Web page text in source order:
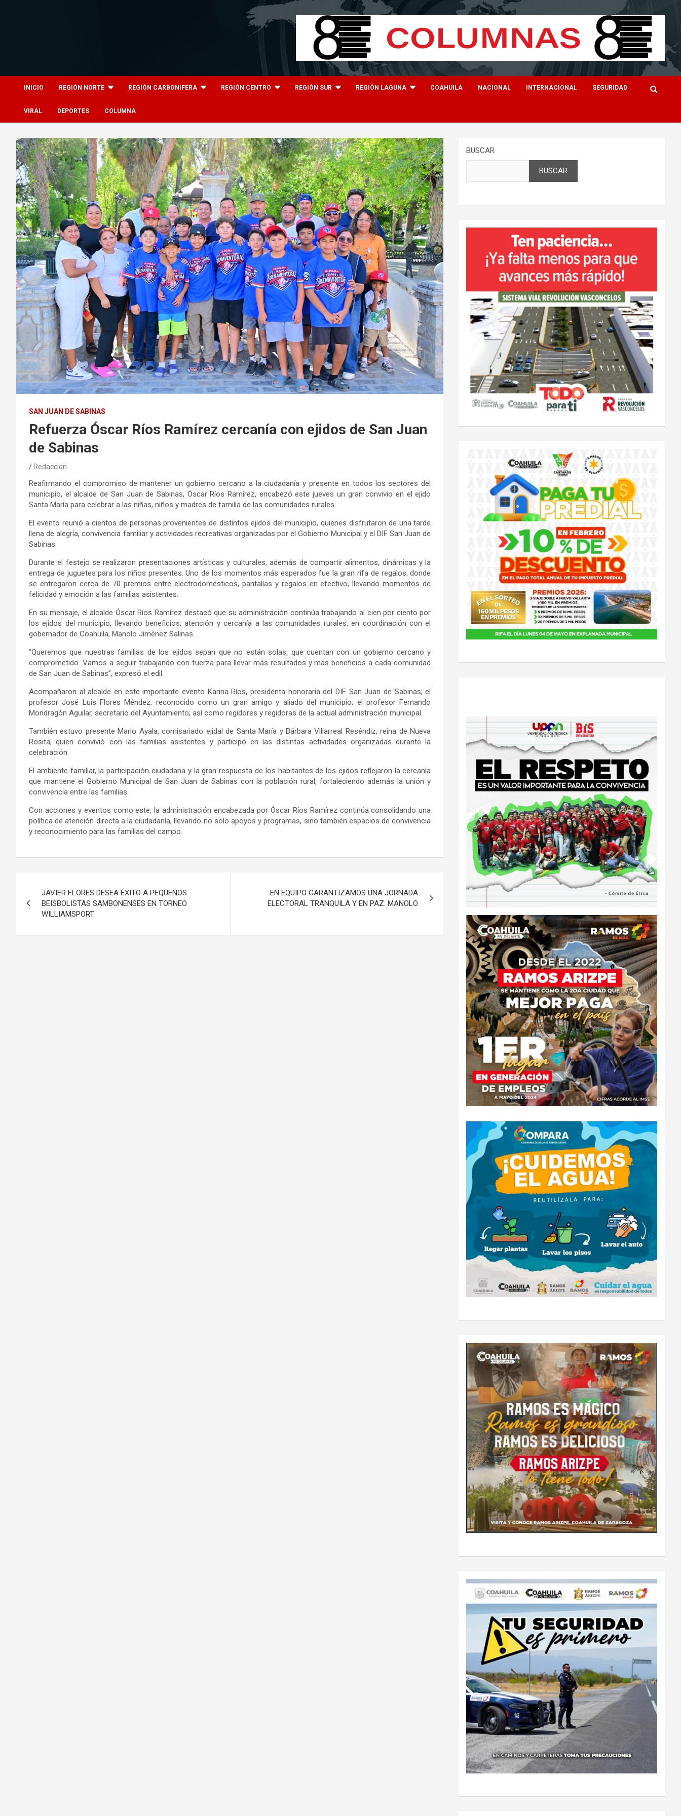
INICIO REGIÓN NORTE REGIÓN CARBONIFERA REGIÓN CENTRO REGIÓN SUR REGIÓN LAGUNA COAHUILA NACIONAL INTERNACIONAL SEGURIDAD
VIRAL DEPORTES COLUMNA
SAN JUAN DE SABINAS
Refuerza Óscar Ríos Ramírez cercanía con ejidos de San Juan
de Sabinas
Redaccion
Reafirmando el compromiso de mantener un gobierno cercano a la ciudadanía y presente en todos los sectores del
municipio, el alcalde de San Juan de Sabinas, Óscar Ríos Ramírez, encabezó este jueves un gran convivio en el ejido
Santa María para celebrar a las niñas, niños y madres de familia de las comunidades rurales.
El evento reunió a cientos de personas provenientes de distintos ejidos del municipio, quienes disfrutaron de una tarde
llena de alegría, convivencia familiar y actividades recreativas organizadas por el Gobierno Municipal y el DIF San Juan de
Sabinas.
Durante el festejo se realizaron presentaciones artísticas y culturales, además de compartir alimentos, dinámicas y la
entrega de juguetes para los niños presentes. Uno de los momentos más esperados fue la gran rifa de regalos, donde
se entregaron cerca de 70 premios entre electrodomésticos, pantallas y regalos en efectivo, llevando momentos de
felicidad y emoción a las familias asistentes.
En su mensaje, el alcalde Óscar Ríos Ramírez destacó que su administración continúa trabajando al cien por ciento por
los ejidos del municipio, llevando beneficios, atención y cercanía a las comunidades rurales, en coordinación con el
gobernador de Coahuila, Manolo Jiménez Salinas.
“Queremos que nuestras familias de los ejidos sepan que no están solas, que cuentan con un gobierno cercano y
comprometido. Vamos a seguir trabajando con fuerza para llevar más resultados y más beneficios a cada comunidad
de San Juan de Sabinas”, expresó el edil.
Acompañaron al alcalde en este importante evento Karina Ríos, presidenta honoraria del DIF San Juan de Sabinas; el
profesor José Luis Flores Méndez, reconocido como un gran amigo y aliado del municipio; el profesor Fernando
Mondragón Aguilar, secretario del Ayuntamiento; así como regidores y regidoras de la actual administración municipal.
También estuvo presente Mario Ayala, comisariado ejidal de Santa María y Bárbara Villarreal Reséndiz, reina de Nueva
Rosita, quien convivió con las familias asistentes y participó en las distintas actividades organizadas durante la
celebración.
El ambiente familiar, la participación ciudadana y la gran respuesta de los habitantes de los ejidos reflejaron la cercanía
que mantiene el Gobierno Municipal de San Juan de Sabinas con la población rural, fortaleciendo además la unión y
convivencia entre las familias.
Con acciones y eventos como este, la administración encabezada por Óscar Ríos Ramírez continúa consolidando una
política de atención directa a la ciudadanía, llevando no solo apoyos y programas, sino también espacios de convivencia
y reconocimiento para las familias del campo.
de
JAVIER FLORES DESEA ÉXITO A PEQUEÑOS
BEISBOLISTAS SAMBONENSES EN TORNEO
WILLIAMSPORT
EN EQUIPO GARANTIZAMOS UNA JORNADA
ELECTORAL TRANQUILA Y EN PAZ: MANOLO
BUSCAR
BUSCAR